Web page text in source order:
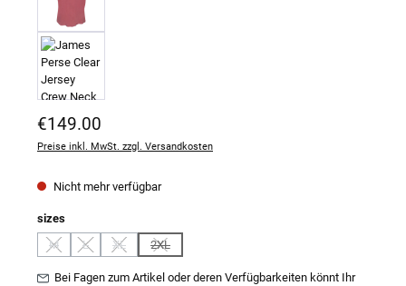
Regulärer Preis:
€149.00
Preise inkl. MwSt. zzgl. Versandkosten
Nicht mehr verfügbar
sizesauswählen
M
(Diese Option ist zurzeit nicht verfügbar.)
L
(Diese Option ist zurzeit nicht verfügbar.)
XL
(Diese Option ist zurzeit nicht verfügbar.)
2XL
(Diese Option ist zurzeit nicht verfügbar.)
Bei Fagen zum Artikel oder deren Verfügbarkeiten könnt Ihr